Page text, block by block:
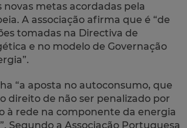
metas acordadas pela
A associação afirma que é “de
tomadas na Directiva de
e no modelo de Governação
“a aposta no autoconsumo, que
direito de não ser penalizado por
à rede na componente da energia
Segundo a Associação Portuguesa